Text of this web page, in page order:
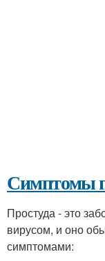
Симптомы
Простуда - это
вирусом, и оно
симптомами: